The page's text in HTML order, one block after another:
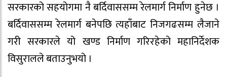
सरकारको सहयोगमा नै बर्दिवाससम्म रेलमार्ग निर्माण हुनेछ ।
बर्दिवाससम्म रेलमार्ग बनेपछि त्यहाँबाट निजगढसम्म लैजाने
गरी सरकारले यो खण्ड निर्माण गरिरहेको महानिर्देशक
विसुरालले बताउनुभयो ।